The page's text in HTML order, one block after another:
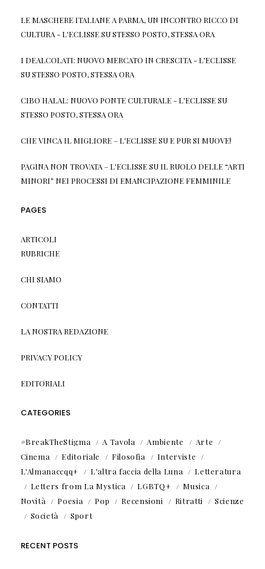
LE MASCHERE ITALIANE A PARMA, UN INCONTRO RICCO DI
CULTURA - L'ECLISSESUSTESSO POSTO, STESSA ORA
I DEALCOLATI: NUOVO MERCATO IN CRESCITA - L'ECLISSE
SUSTESSO POSTO, STESSA ORA
CIBO HALAL: NUOVO PONTE CULTURALE - L'ECLISSESU
STESSO POSTO, STESSA ORA
CHE VINCA IL MIGLIORE – L'ECLISSESU E PUR SI MUOVE!
PAGINA NON TROVATA – L'ECLISSESU IL RUOLO DELLE “ARTI
MINORI” NEI PROCESSI DI EMANCIPAZIONE FEMMINILE
PAGES
ARTICOLI
RUBRICHE
CHI SIAMO
CONTATTI
LA NOSTRA REDAZIONE
PRIVACY POLICY
EDITORIALI
CATEGORIES
#BreakTheStigma A Tavola Ambiente
Arte
Cinema
Editoriale Filosofia
Interviste
L'Almanaccqq+
L'altra faccia della Luna
Letteratura
Letters from La Mystica
LGBTQ+
Musica
Novità
Poesia Pop Recensioni Ritratti
Scienze
Società
Sport
RECENT POSTS